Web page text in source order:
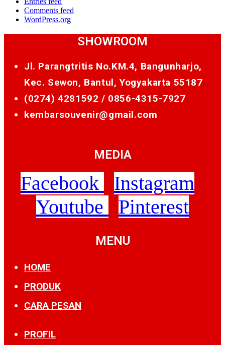
Comments feed
WordPress.org
SHOWROOM
Jl. Parangtritis No.KM.4, Bangunharjo,
Kec. Sewon, Bantul, Yogyakarta 55187
(0274) 4281592 / 0856-4315-7927
kembarsouvenir@gmail.com
MEDIA
Facebook
Instagram
Youtube
Pinterest
MENU
HOME
PRODUK
CARA PESAN
PROFIL